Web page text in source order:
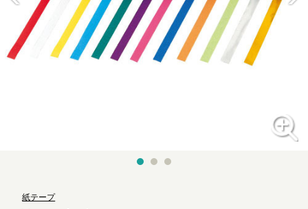
紙テープ